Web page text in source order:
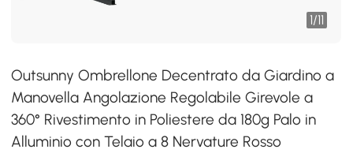
1/11
Outsunny Ombrellone Decentrato da Giardino a
Manovella Angolazione Regolabile Girevole a
360° Rivestimento in Poliestere da 180g Palo in
Alluminio con Telaio a 8 Nervature Rosso